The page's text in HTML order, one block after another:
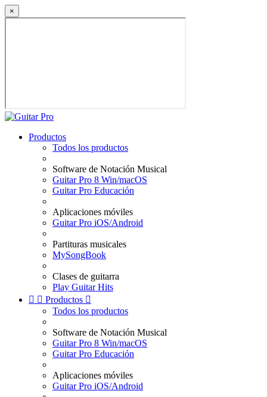
×
Productos
Todos los productos
Software de Notación Musical
Guitar Pro 8 Win/macOS
Guitar Pro Educación
Aplicaciones móviles
Guitar Pro iOS/Android
Partituras musicales
MySongBook
Clases de guitarra
Play Guitar Hits
  Productos 
Todos los productos
Software de Notación Musical
Guitar Pro 8 Win/macOS
Guitar Pro Educación
Aplicaciones móviles
Guitar Pro iOS/Android